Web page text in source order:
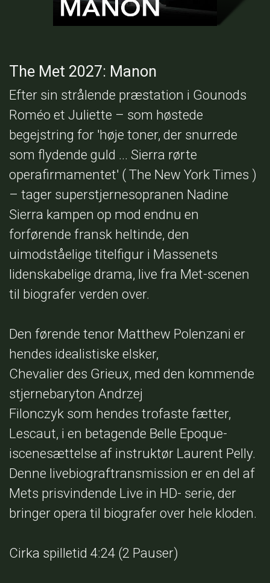
The Met 2027: Manon
Efter sin strålende præstation i Gounods
Roméo et Juliette – som høstede
begejstring for 'høje toner, der snurrede
som flydende guld ... Sierra rørte
operafirmamentet' ( The New York Times )
– tager superstjernesopranen Nadine
Sierra kampen op mod endnu en
forførende fransk heltinde, den
uimodståelige titelfigur i Massenets
lidenskabelige drama, live fra Met-scenen
til biografer verden over.
Den førende tenor Matthew Polenzani er
hendes idealistiske elsker,
Chevalier des Grieux, med den kommende
stjernebaryton Andrzej
Filonczyk som hendes trofaste fætter,
Lescaut, i en betagende Belle Epoque-
iscenesættelse af instruktør Laurent Pelly.
Denne livebiograftransmission er en del af
Mets prisvindende Live in HD- serie, der
bringer opera til biografer over hele kloden.
Cirka spilletid 4:24 (2 Pauser)